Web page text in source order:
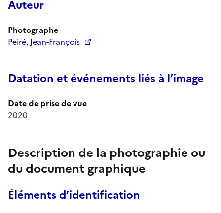
Auteur
Photographe
Peiré, Jean-François
Datation et événements liés à l’image
Date de prise de vue
2020
Description de la photographie ou
du document graphique
Éléments d’identification